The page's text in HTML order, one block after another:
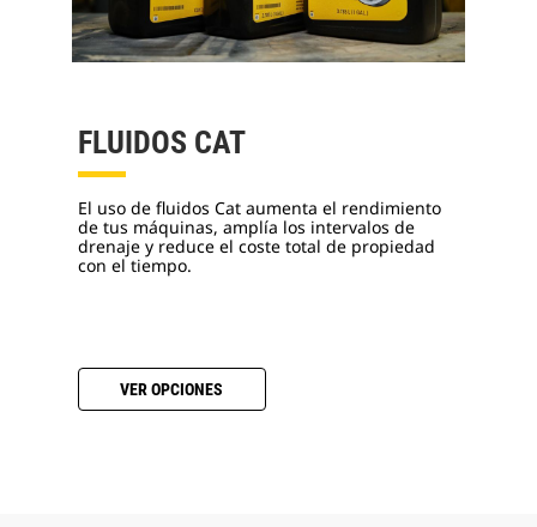
FLUIDOS CAT
El uso de fluidos Cat aumenta el rendimiento
de tus máquinas, amplía los intervalos de
drenaje y reduce el coste total de propiedad
con el tiempo.
VER OPCIONES